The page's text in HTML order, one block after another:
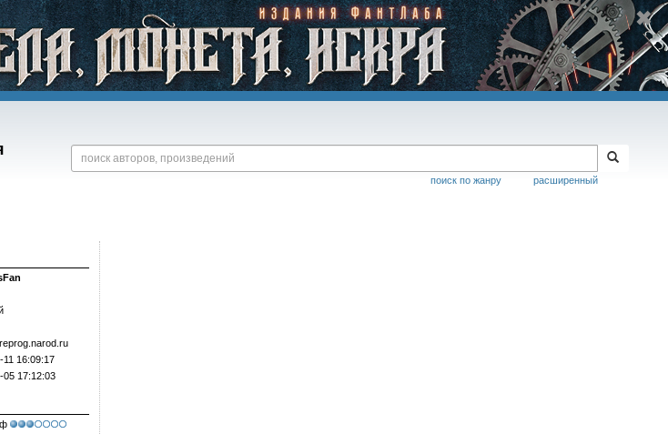
расширенный
поиск по жанру
11 16:09:17
05 17:12:03